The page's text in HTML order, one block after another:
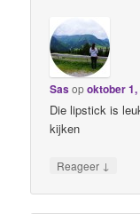
Sasopoktober
Die lipstick is
kijken
Reageer ↓